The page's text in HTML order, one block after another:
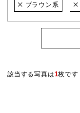
ブラウン系
該当する写真は1枚です